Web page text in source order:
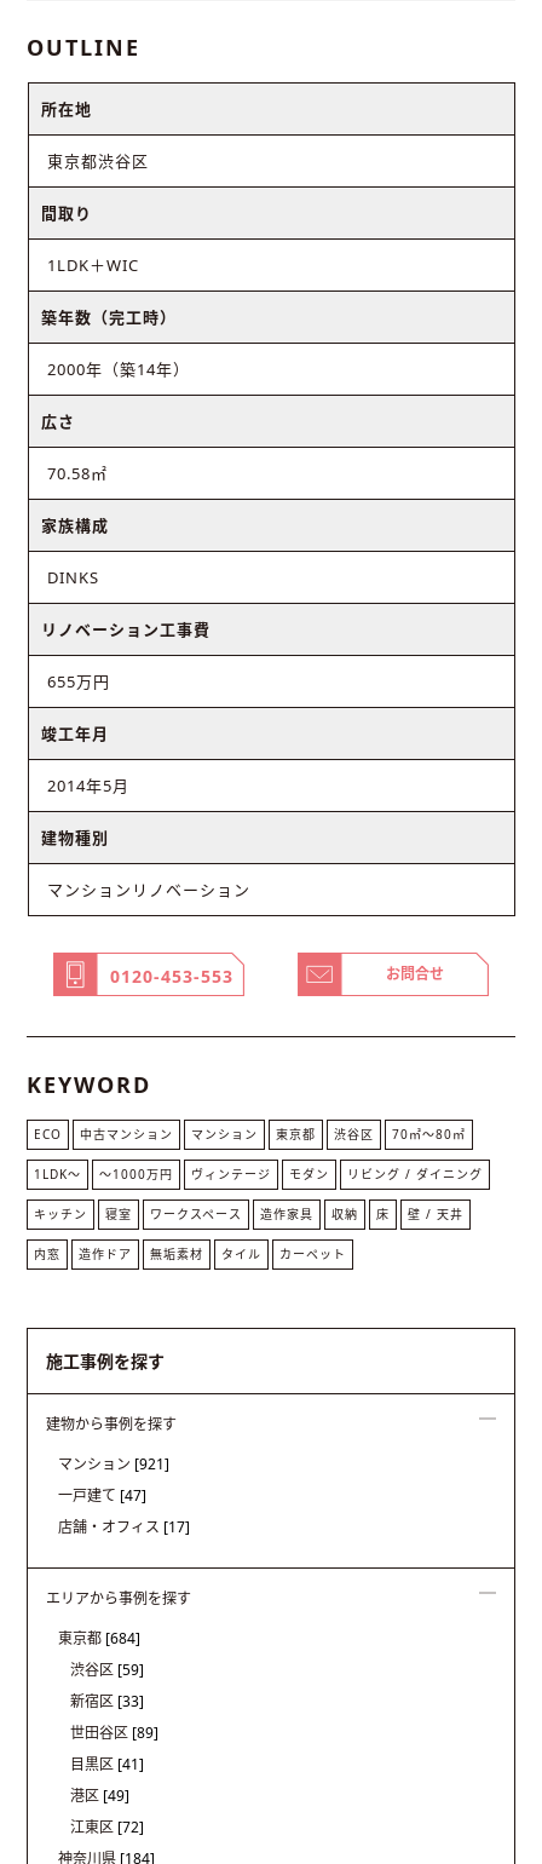
OUTLINE
所在地
東京都渋谷区
間取り
1LDK＋WIC
築年数（完工時）
2000年（築14年）
広さ
70.58㎡
家族構成
DINKS
リノベーション工事費
655万円
竣工年月
2014年5月
建物種別
マンションリノベーション
0120-453-553 お問合せ
KEYWORD
ECO 中古マンション マンション 東京都 渋谷区 70㎡〜80㎡
1LDK〜 〜1000万円 ヴィンテージ モダン リビング / ダイニング
キッチン 寝室 ワークスペース 造作家具 収納 床 壁 / 天井
内窓 造作ドア 無垢素材 タイル カーペット
施工事例を探す
建物から事例を探す
マンション [921]
一戸建て [47]
店舗・オフィス [17]
エリアから事例を探す
東京都 [684]
渋谷区 [59]
新宿区 [33]
世田谷区 [89]
目黒区 [41]
港区 [49]
江東区 [72]
神奈川県 [184]